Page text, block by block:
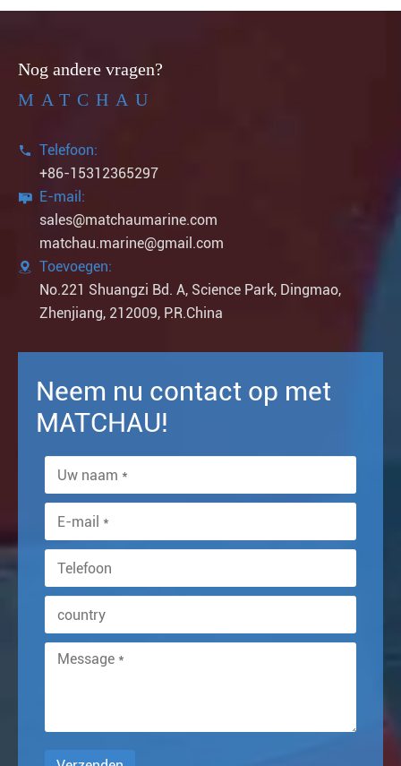
Nog andere vragen?
MATCHAU

Telefoon:
+86-15312365297

E-mail:
sales@matchaumarine.com
matchau.marine@gmail.com

Toevoegen:
No.221 Shuangzi Bd. A, Science Park, Dingmao,
Zhenjiang, 212009, P.R.China
Neem nu contact op met
MATCHAU!